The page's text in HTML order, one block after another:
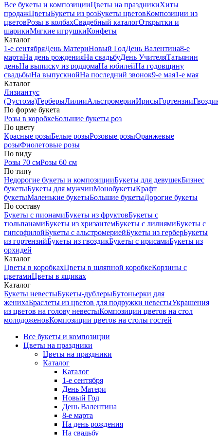
Все букеты и композицииЦветы на праздникиХиты
продажЦветыБукеты из розБукеты цветовКомпозиции из
цветовРозы в колбахСвадебный каталогОткрытки и
шарикиМягкие игрушкиКонфеты
Каталог
1-е сентябряДень МатериНовый ГодДень Валентина8-е
мартаНа день рожденияНа свадьбуДень УчителяТатьянин
деньНа выписку из роддомаНа юбилейНа годовщину
свадьбыНа выпускнойНа последний звонок9-е мая1-е мая
Каталог
Лизиантус
(Эустома)ГерберыЛилииАльстромерииИрисыГортензии
По форме букета
Розы в коробкеБольшие букеты роз
По цвету
Красные розыБелые розыРозовые розыОранжевые
розыФиолетовые розы
По виду
Розы 70 смРозы 60 см
По типу
Недорогие букеты и композицииБукеты для девушекБизнес
букетыБукеты для мужчинМонобукетыКрафт
букетыМаленькие букетыБольшие букетыДорогие букеты
По составу
Букеты с пионамиБукеты из фруктовБукеты с
тюльпанамиБукеты из хризантемБукеты с лилиямиБукеты с
гипсофилойБукеты с альстромериейБукеты из герберБукеты
из гортензийБукеты из гвоздикБукеты с ирисамиБукеты из
орхидей
Каталог
Цветы в коробкахЦветы в шляпной коробкеКорзины с
цветамиЦветы в ящиках
Каталог
Букеты невестыБукеты-дублерыБутоньерки для
женихаБраслеты из цветов для подружки невестыУкрашения
из цветов на голову невестыКомпозиции цветов на стол
молодоженовКомпозиции цветов на столы гостей
Все букеты и композиции
Цветы на праздники
Цветы на праздники
Каталог
Каталог
1-е сентября
День Матери
Новый Год
День Валентина
8-е марта
На день рождения
На свадьбу